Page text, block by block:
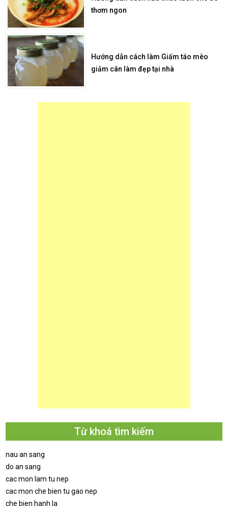
thơm ngon
Hướng dẫn cách làm Giấm táo mèo
giảm cân làm đẹp tại nhà
Từ khoá tìm kiếm
nau an sang
do an sang
cac mon lam tu nep
cac mon che bien tu gao nep
che bien hanh la